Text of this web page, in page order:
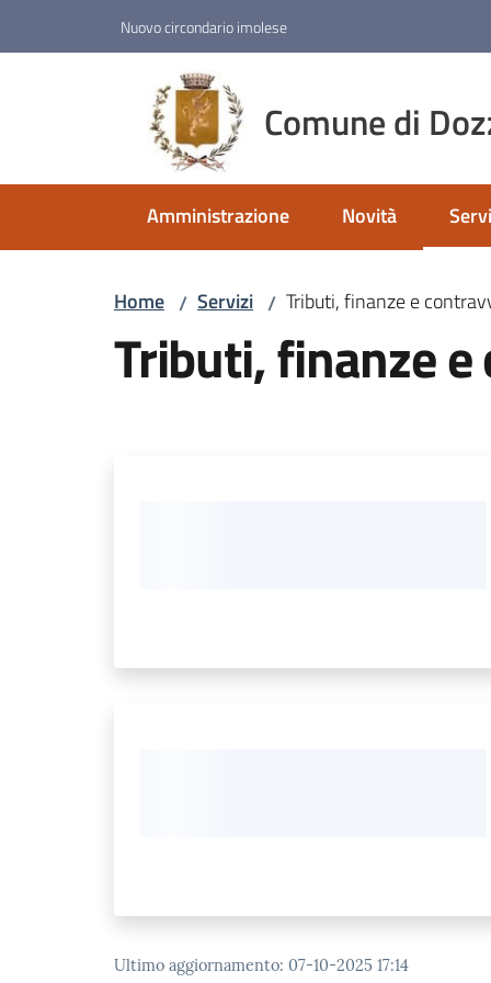
Nuovo circondario imolese
Comune di
Amministrazione Novità
Home / Servizi / Tributi, finanze e
Tributi, finanze
Ultimo aggiornamento: 07-10-2025 17:14